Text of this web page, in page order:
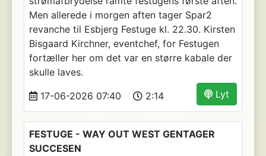
Men allerede i morgen aften tager Spar2
revanche til Esbjerg Festuge kl. 22.30. Kirsten
Bisgaard Kirchner, eventchef, for Festugen
fortæller her om det var en større kabale der
skulle laves.
Lyt
17-06-2026 07:40 2:14
FESTUGE - WAY OUT WEST GENTAGER
SUCCESEN